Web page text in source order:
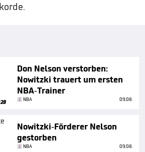
Don Nelson verstorben:
Nowitzki trauert um ersten
NBA-Trainer
NBA 09.08.
Nowitzki-Förderer Nelson
gestorben
NBA 09.08.